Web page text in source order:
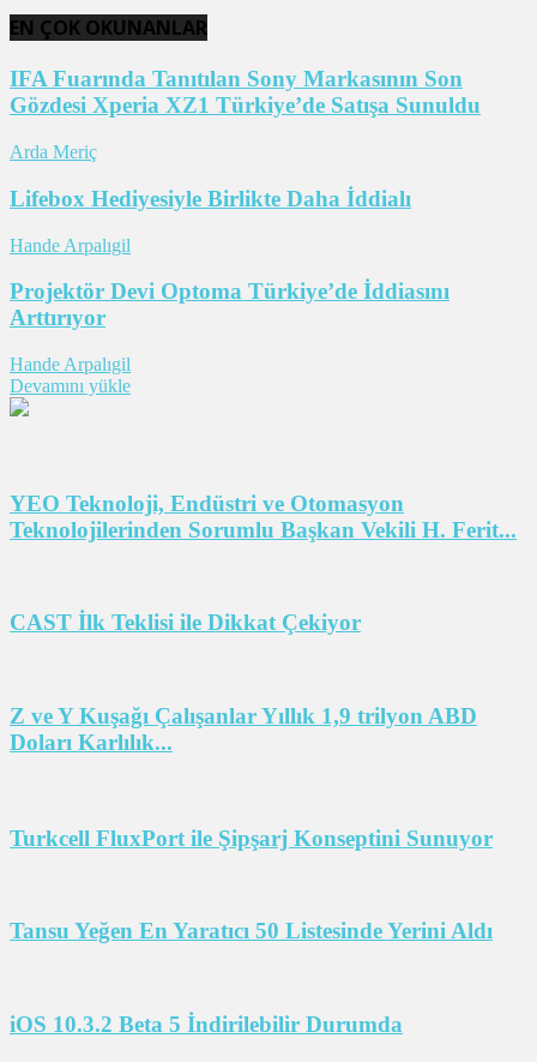
EN ÇOK OKUNANLAR
IFA Fuarında Tanıtılan Sony Markasının Son
Gözdesi Xperia XZ1 Türkiye’de Satışa Sunuldu
Arda Meriç
Lifebox Hediyesiyle Birlikte Daha İddialı
Hande Arpalıgil
Projektör Devi Optoma Türkiye’de İddiasını
Arttırıyor
Hande Arpalıgil
Devamını yükle
YEO Teknoloji, Endüstri ve Otomasyon
Teknolojilerinden Sorumlu Başkan Vekili H. Ferit...
CAST İlk Teklisi ile Dikkat Çekiyor
Z ve Y Kuşağı Çalışanlar Yıllık 1,9 trilyon ABD
Doları Karlılık...
Turkcell FluxPort ile Şipşarj Konseptini Sunuyor
Tansu Yeğen En Yaratıcı 50 Listesinde Yerini Aldı
iOS 10.3.2 Beta 5 İndirilebilir Durumda